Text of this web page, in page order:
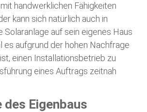
handwerklichen Fähigkeiten
kann sich natürlich auch in
Solaranlage auf sein eigenes Haus
es aufgrund der hohen Nachfrage
einen Installationsbetrieb zu
eines Auftrags zeitnah
des Eigenbaus